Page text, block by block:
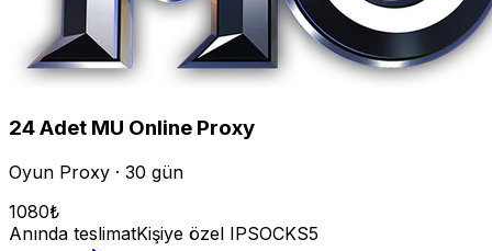
24Adet MU Online Proxy
Oyun Proxy · 30 gün
1080₺
Anında teslimatKişiye özel IPSOCKS5